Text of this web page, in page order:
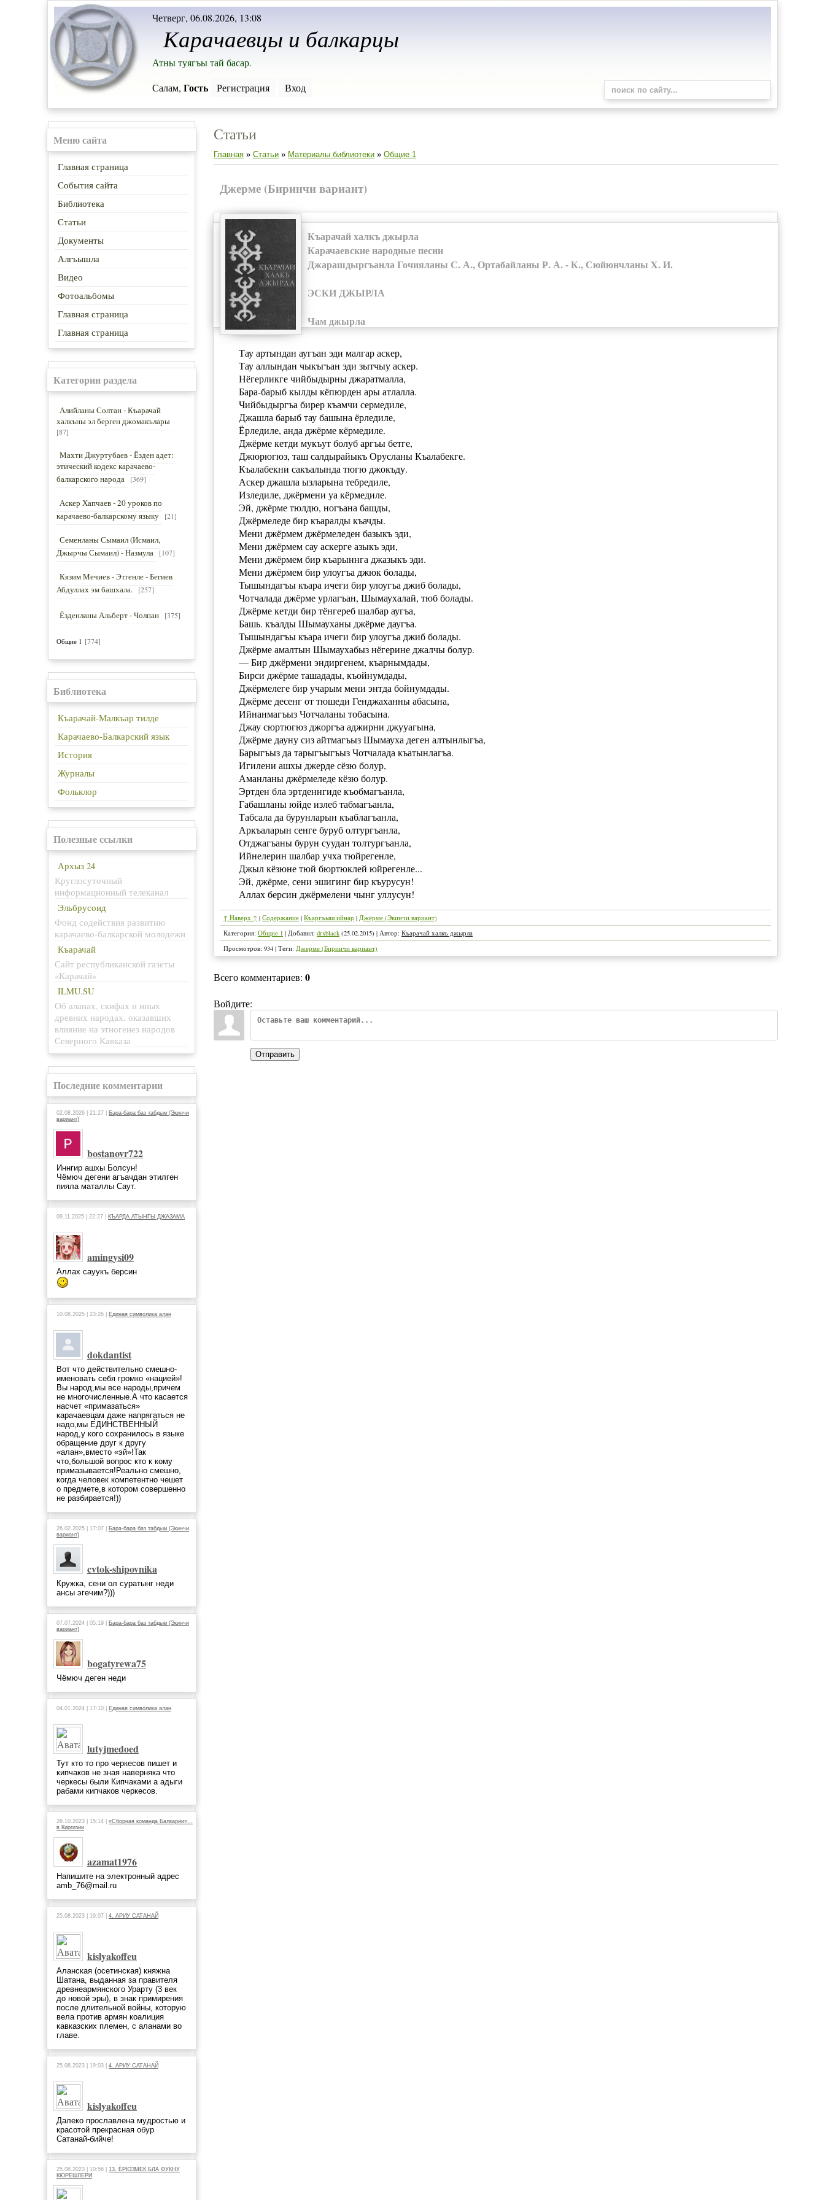
Четверг, 06.08.2026, 13:08
Карачаевцы и балкарцы
Салам, Гость Регистрация Вход
Атны туягъы тай басар.
Меню сайта
Главная страница
События сайта
Библиотека
Статьи
Документы
Алгъышла
Видео
Фотоальбомы
Главная страница
Главная страница
Категории раздела
Алийланы Солтан - Къарачай
халкъны эл берген джомакълары
[87]
Махти Джуртубаев - Ёзден адет:
этический кодекс карачаево-
балкарского народа
[369]
Аскер Хапчаев - 20 уроков по
карачаево-балкарскому языку
[21]
Семенланы Сымаил (Исмаил,
Джырчы Сымаил) - Назмула
[107]
Кязим Мечиев - Этгенле - Бегиев
Абдуллах эм башхала.
[257]
Ёзденланы Альберт - Чолпан [375]
Общие 1 [774]
Библиотека
Къарачай-Малкъар тилде
Карачаево-Балкарский язык
История
Журналы
Фольклор
Полезные ссылки
Архыз 24
Круглосуточный
информационный телеканал
Эльбрусоид
Фонд содействия развитию
карачаево-балкарской молодежи
Къарачай
Сайт республиканской газеты
«Карачай»
ILMU.SU
Об аланах, скифах и иных
древних народах, оказавших
влияние на этногенез народов
Северного Кавказа
Последние комментарии
02.08.2026 | 21:27 | Бара-бара баз табдым (Экинчи
вариант)
bostanovr722
Иннгир ашхы Болсун!
Чёмюч дегени агъачдан этилген
пияла маталлы Саут.
09.11.2025 | 22:27 | КЪАРДА АТЫНГЫ ДЖАЗАМА
amingysi09
Аллах сауукъ берсин
10.08.2025 | 23:26 | Единая символика алан
dokdantist
Вот что действительно смешно-
именовать себя громко «нацией»!
Вы народ,мы все народы,причем
не многочисленные.А что касается
насчет «примазаться»
карачаевцам даже напрягаться не
надо,мы ЕДИНСТВЕННЫЙ
народ,у кого сохранилось в языке
обращение друг к другу
«алан»,вместо «эй»!Так
что,большой вопрос кто к кому
примазывается!Реально смешно,
когда человек компетентно чешет
о предмете,в котором совершенно
не разбирается!))
26.02.2025 | 17:07 | Бара-бара баз табдым (Экинчи
вариант)
cvtok-shipovnika
Кружка, сени ол суратынг неди
ансы эгечим?)))
07.07.2024 | 05:19 | Бара-бара баз табдым (Экинчи
вариант)
bogatyrewa75
Чёмюч деген неди
04.01.2024 | 17:10 | Единая символика алан
lutyjmedoed
Тут кто то про черкесов пишет и
кипчаков не зная наверняка что
черкесы были Кипчаками а адыги
рабами кипчаков черкесов.
26.10.2023 | 15:14 | «Сборная команда Балкарии»…
в Киргизии
azamat1976
Напишите на электронный адрес
amb_76@mail.ru
25.08.2023 | 19:07 | 4. АРИУ САТАНАЙ
kislyakoffeu
Аланская (осетинская) княжна
Шатана, выданная за правителя
древнеармянского Урарту (3 век
до новой эры), в знак примирения
после длительной войны, которую
вела против армян коалиция
кавказских племен, с аланами во
главе.
25.08.2023 | 19:03 | 4. АРИУ САТАНАЙ
kislyakoffeu
Далеко прославлена мудростью и
красотой прекрасная обур
Сатанай-бийче!
25.08.2023 | 10:56 | 13. ЁРЮЗМЕК БЛА ФУКНУ
КЮРЕШЛЕРИ
Статьи
Главная » Статьи » Материалы библиотеки » Общие 1
Джерме (Биринчи вариант)
Къарачай халкъ джырла
Карачаевские народные песни
Джарашдыргъанла Гочияланы С. А., Ортабайланы Р. А. - К., Сюйюнчланы X. И.
ЭСКИ ДЖЫРЛА
Чам джырла
Тау артындан аугъан эди малгар аскер,
Тау аллындан чыкъгъан эди зытчыу аскер.
Нёгерликге чийбыдырны джаратмалла,
Бара-барыб кылды кёпюрден ары атлалла.
Чийбыдыргъа бирер къамчи сермедиле,
Джашла барыб тау башына ёрледиле,
Ёрледиле, анда джёрме кёрмедиле.
Джёрме кетди мукъут болуб аргъы бетге,
Джюрюгюз, таш салдырайыкъ Орусланы Къалабекге.
Къалабекни сакъалында тюгю джокъду.
Аскер джашла ызларына тебредиле,
Изледиле, джёрмени уа кёрмедиле.
Эй, джёрме тюлдю, ногъана башды,
Джёрмеледе бир къаралды къачды.
Мени джёрмем джёрмеледен базыкъ эди,
Мени джёрмем сау аскерге азыкъ эди,
Мени джёрмем бир къарыннга джазыкъ эди.
Мени джёрмем бир улоугъа джюк болады,
Тышындагъы къара ичеги бир улоугъа джиб болады,
Чотчалада джёрме урлагъан, Шымаухалай, тюб болады.
Джёрме кетди бир тёнгереб шалбар аугъа,
Башь. къалды Шымауханы джёрме даугъа.
Тышындагъы къара ичеги бир улоугъа джиб болады.
Джёрме амалтын Шымаухабыз нёгерине джалчы болур.
— Бир джёрмени эндиргенем, къарнымдады,
Бирси джёрме ташадады, къойнумдады,
Джёрмелеге бир учарым мени энтда бойнумдады.
Джёрме десенг от тюшеди Генджаханны абасына,
Ийнанмагъыз Чотчаланы тобасына.
Джау сюртюгюз джоргъа аджирни джууагына,
Джёрме дауну сиз айтмагъыз Шымауха деген алтынлыгъа,
Барыгъыз да тарыгъыгъыз Чотчалада къатынлагъа.
Игилени ашхы джерде сёзю болур,
Аманланы джёрмеледе кёзю болур.
Эртден бла эртденнгиде къобмагъанла,
Габашланы юйде излеб табмагъанла,
Табсала да бурунларын къаблагъанла,
Аркъаларын сенге буруб олтургъанла,
Отджагъаны бурун суудан толтургъанла,
Ийнелерин шалбар учха тюйрегенле,
Джыл кёзюне тюй бюртюклей юйрегенле...
Эй, джёрме, сени эшигинг бир къурусун!
Аллах берсин джёрмелени чынг уллусун!
↑ Наверх ↑ | Содержание | Къаргъыш ийнар | Джёрме (Экинчи вариант)
Категория: Общие 1 | Добавил: drxblack (25.02.2015) | Автор: Къарачай халкъ джырла
Просмотров: 934 | Теги: Джерме (Биринчи вариант)
Всего комментариев: 0
Войдите:
Отправить